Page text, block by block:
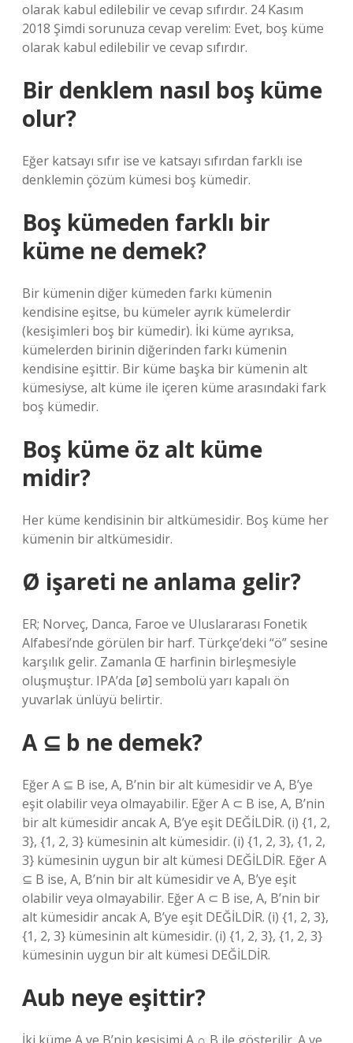
olarak kabul edilebilir ve cevap sıfırdır. 24 Kasım
2018 Şimdi sorunuza cevap verelim: Evet, boş küme
olarak kabul edilebilir ve cevap sıfırdır.
Bir denklem nasıl boş küme
olur?
Eğer katsayı sıfır ise ve katsayı sıfırdan farklı ise
denklemin çözüm kümesi boş kümedir.
Boş kümeden farklı bir
küme ne demek?
Bir kümenin diğer kümeden farkı kümenin
kendisine eşitse, bu kümeler ayrık kümelerdir
(kesişimleri boş bir kümedir). İki küme ayrıksa,
kümelerden birinin diğerinden farkı kümenin
kendisine eşittir. Bir küme başka bir kümenin alt
kümesiyse, alt küme ile içeren küme arasındaki fark
boş kümedir.
Boş küme öz alt küme
midir?
Her küme kendisinin bir altkümesidir. Boş küme her
kümenin bir altkümesidir.
Ø işareti ne anlama gelir?
ER; Norveç, Danca, Faroe ve Uluslararası Fonetik
Alfabesi’nde görülen bir harf. Türkçe’deki “ö” sesine
karşılık gelir. Zamanla Œ harfinin birleşmesiyle
oluşmuştur. IPA’da [ø] sembolü yarı kapalı ön
yuvarlak ünlüyü belirtir.
A ⊆ b ne demek?
Eğer A ⊆ B ise, A, B’nin bir alt kümesidir ve A, B’ye
eşit olabilir veya olmayabilir. Eğer A ⊂ B ise, A, B’nin
bir alt kümesidir ancak A, B’ye eşit DEĞİLDİR. (i) {1, 2,
3}, {1, 2, 3} kümesinin alt kümesidir. (i) {1, 2, 3}, {1, 2,
3} kümesinin uygun bir alt kümesi DEĞİLDİR. Eğer A
⊆ B ise, A, B’nin bir alt kümesidir ve A, B’ye eşit
olabilir veya olmayabilir. Eğer A ⊂ B ise, A, B’nin bir
alt kümesidir ancak A, B’ye eşit DEĞİLDİR. (i) {1, 2, 3},
{1, 2, 3} kümesinin alt kümesidir. (i) {1, 2, 3}, {1, 2, 3}
kümesinin uygun bir alt kümesi DEĞİLDİR.
Aub neye eşittir?